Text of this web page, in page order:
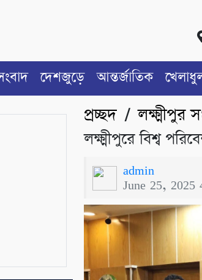
দেশজুড়ে আন্তর্জাতিক
প্রচ্ছদ/লক্ষ্মীপুর
লক্ষ্মীপুরে বিশ্ব
admin
June 25,